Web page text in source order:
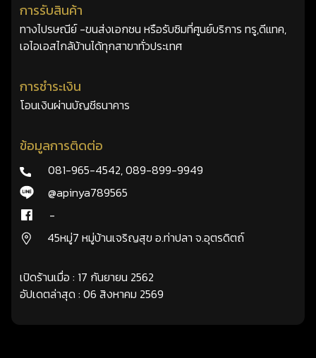
การรับสินค้า
ทางไปรษณีย์ -ขนส่งเอกชน หรือรับซิมที่ศูนย์บริการ ทรู,ดีแทค,
เอไอเอสไกล้บ้านได้ทุกสาขาทั่วประเทศ
การชำระเงิน
โอนเงินผ่านบัญชีธนาคาร
ข้อมูลการติดต่อ
081-965-4542,089-899-9949
@apinya789565
-
45หมู่7 หมู่บ้านเจริญสุข อ.ท่าปลา จ.อุตรดิตถ์
เปิดร้านเมื่อ : 17 กันยายน 2562
อัปเดตล่าสุด : 06 สิงหาคม 2569